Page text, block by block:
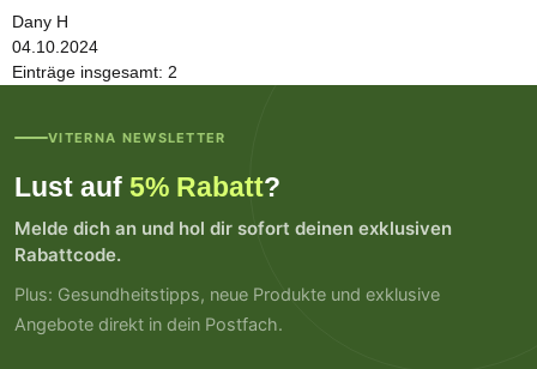
Dany H
04.10.2024
Einträge insgesamt: 2
VITERNA NEWSLETTER
Lust auf 5% Rabatt?
Melde dich an und hol dir sofort deinen exklusiven
Rabattcode.
Plus: Gesundheitstipps, neue Produkte und exklusive
Angebote direkt in dein Postfach.